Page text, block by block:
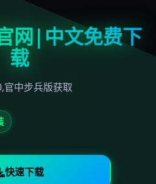
网|中文免费下
载
官中步兵版获取
快速下载